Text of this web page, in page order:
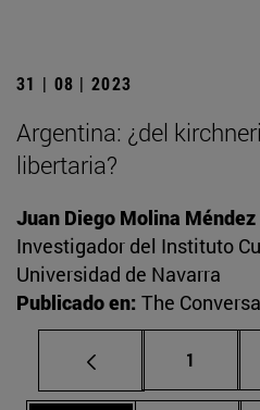
31 | 08 | 2023
Argentina: ¿del
libertaria?
Juan Diego Molina Méndez
Investigador del Instituto
Universidad de Navarra
Publicado en: The
Página
1